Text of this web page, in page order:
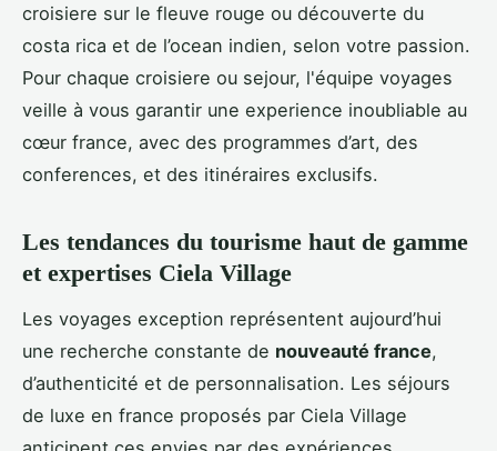
croisiere sur le fleuve rouge ou découverte du
costa rica et de l’ocean indien, selon votre passion.
Pour chaque croisiere ou sejour, l'équipe voyages
veille à vous garantir une experience inoubliable au
cœur france, avec des programmes d’art, des
conferences, et des itinéraires exclusifs.
Les tendances du tourisme haut de gamme
et expertises Ciela Village
Les voyages exception représentent aujourd’hui
une recherche constante de nouveauté france,
d’authenticité et de personnalisation. Les séjours
de luxe en france proposés par Ciela Village